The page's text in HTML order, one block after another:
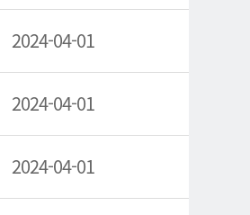
2024-04-01
2024-04-01
2024-04-01